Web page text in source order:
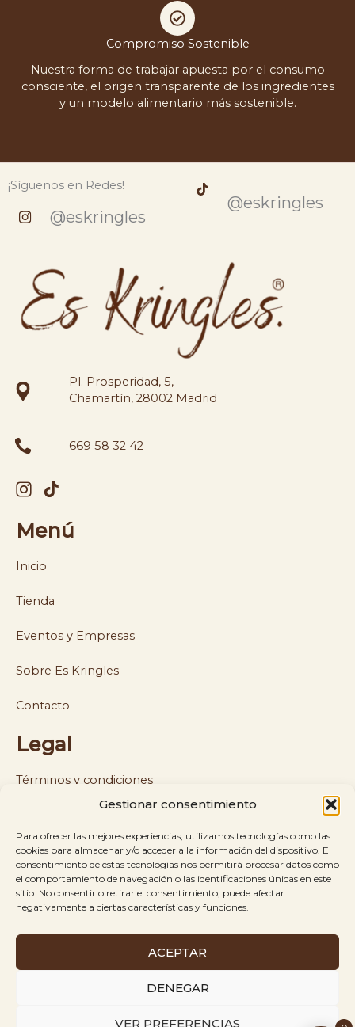
Gestionar consentimiento
Para ofrecer las mejores experiencias, utilizamos tecnologías como las
cookies para almacenar y/o acceder a la información del dispositivo. El
consentimiento de estas tecnologías nos permitirá procesar datos como
el comportamiento de navegación o las identificaciones únicas en este
sitio. No consentir o retirar el consentimiento, puede afectar
negativamente a ciertas características y funciones.
ACEPTAR
DENEGAR
VER PREFERENCIAS
Compromiso Sostenible
Nuestra forma de trabajar apuesta por el consumo
consciente, el origen transparente de los ingredientes
y un modelo alimentario más sostenible.
¡Síguenos en Redes!
@eskringles
@eskringles
Pl. Prosperidad, 5,
Chamartín, 28002 Madrid
669 58 32 42
Menú
Inicio
Tienda
Eventos y Empresas
Sobre Es Kringles
Contacto
Legal
Términos y condiciones
Política de envíos y reembolsos
Aviso legal
Creado